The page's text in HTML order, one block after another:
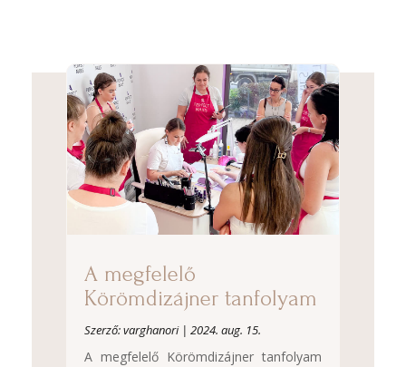
A megfelelő
Körömdizájner tanfolyam
Szerző:varghanori| 2024. aug. 15.
A megfelelő Körömdizájner tanfolyam